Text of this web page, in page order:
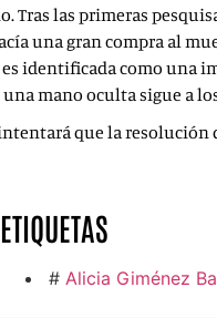
las primeras
una gran compra al
identificada como
mano oculta sigue a
que la resolución
ETIQUETAS
# Alicia Giménez